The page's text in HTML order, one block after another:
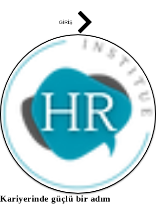
GİRİŞ
Kariyerinde güçlü bir adım